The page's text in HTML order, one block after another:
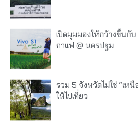
เปิดมุมมองให้กว้างขึ้นกับ
กาแฟ @ นครปฐม
รวม 5 จังหวัดไม่ใช่ “เหนื
ให้ไปเที่ยว